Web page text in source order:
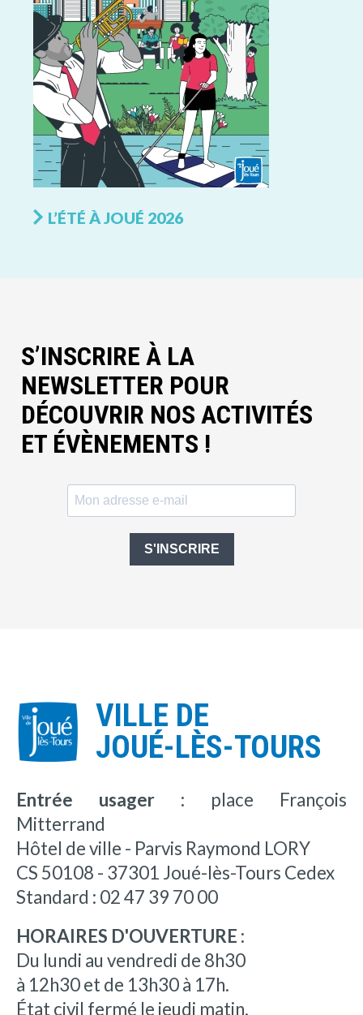
L’ÉTÉ À JOUÉ 2026
S’INSCRIRE À LA
NEWSLETTER POUR
DÉCOUVRIR NOS ACTIVITÉS
ET ÉVÈNEMENTS !
S'INSCRIRE
VILLE DE
JOUÉ-LÈS-TOURS
Entrée usager : place François
Mitterrand
Hôtel de ville - Parvis Raymond LORY
CS 50108 - 37301 Joué-lès-Tours Cedex
Standard : 02 47 39 70 00
HORAIRES D'OUVERTURE :
Du lundi au vendredi de 8h30
à 12h30 et de 13h30 à 17h.
État civil fermé le jeudi matin.